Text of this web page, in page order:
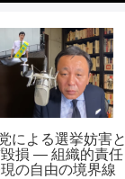
による選挙妨害と
損 ― 組織的責任
の自由の境界線